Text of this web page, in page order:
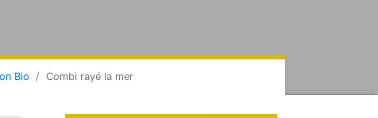
Bio Combi rayé la mer